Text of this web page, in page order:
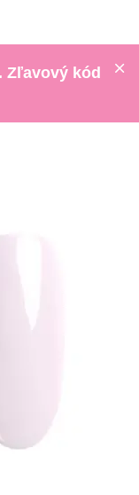
Zľavový kód